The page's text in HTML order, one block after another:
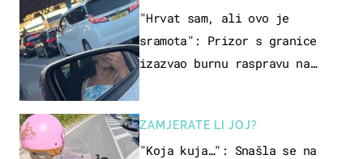
"Hrvat sam, ali ovo je
sramota": Prizor s granice
izazvao burnu raspravu na
ZAMJERATE LI JOJ?
"Koja kuja…": Snašla se na